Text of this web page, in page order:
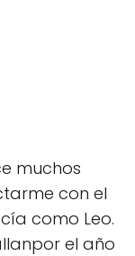
muchos
con el
como Leo.
el año